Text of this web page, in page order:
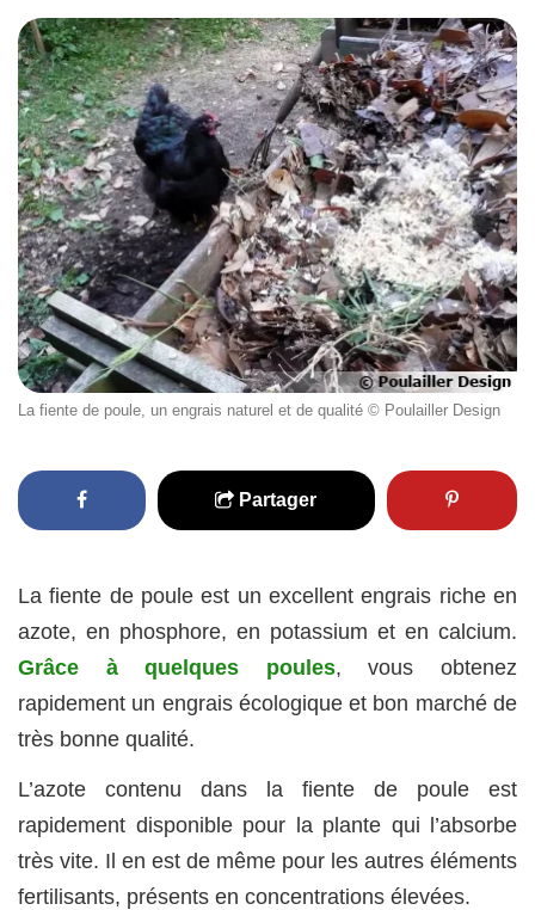
La fiente de poule, un engrais naturel et de qualité © Poulailler Design
Partager
La fiente de poule est un excellent engrais riche en
azote, en phosphore, en potassium et en calcium.
Grâce à quelques poules, vous obtenez
rapidement un engrais écologique et bon marché de
très bonne qualité.
L’azote contenu dans la fiente de poule est
rapidement disponible pour la plante qui l’absorbe
très vite. Il en est de même pour les autres éléments
fertilisants, présents en concentrations élevées.